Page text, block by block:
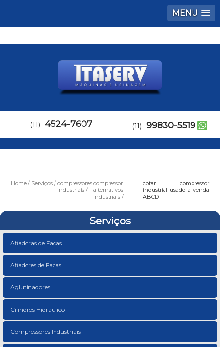
MENU
(11) 4524-7607 (11) 99830-5519
Home Serviços
compressores
industriais
compressor
alternativos
industriais
cotar compressor
industrial usado a venda
ABCD
Serviços
Afiadoras de Facas
Afiadores de Facas
Aglutinadores
Cilindros Hidráulico
Compressores Industriais